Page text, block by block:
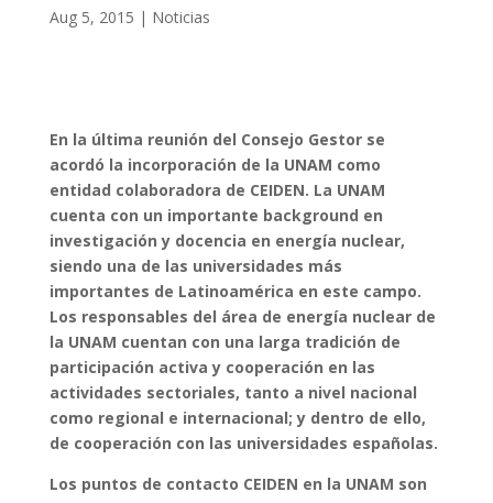
Aug 5, 2015 | Noticias
En la última reunión del Consejo Gestor se
acordó la incorporación de la UNAM como
entidad colaboradora de CEIDEN. La UNAM
cuenta con un importante background en
investigación y docencia en energía nuclear,
siendo una de las universidades más
importantes de Latinoamérica en este campo.
Los responsables del área de energía nuclear de
la UNAM cuentan con una larga tradición de
participación activa y cooperación en las
actividades sectoriales, tanto a nivel nacional
como regional e internacional; y dentro de ello,
de cooperación con las universidades españolas.
Los puntos de contacto CEIDEN en la UNAM son